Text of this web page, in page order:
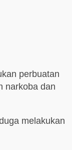
perbuatan
narkoba dan
melakukan